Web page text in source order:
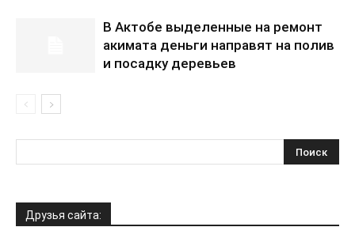
В Актобе выделенные на ремонт
акимата деньги направят на полив
и посадку деревьев
Друзья сайта: